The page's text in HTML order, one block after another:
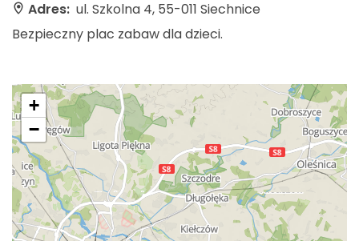
Adres: ul. Szkolna 4, 55-011 Siechnice
Bezpieczny plac zabaw dla dzieci.
+
−